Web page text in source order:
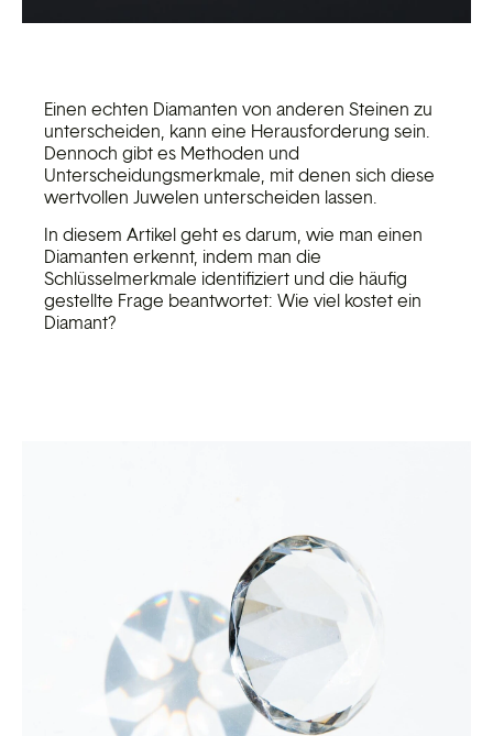
Einen echten Diamanten von anderen Steinen zu
unterscheiden, kann eine Herausforderung sein.
Dennoch gibt es Methoden und
Unterscheidungsmerkmale, mit denen sich diese
wertvollen Juwelen unterscheiden lassen.
In diesem Artikel geht es darum, wie man einen
Diamanten erkennt, indem man die
Schlüsselmerkmale identifiziert und die häufig
gestellte Frage beantwortet: Wie viel kostet ein
Diamant?